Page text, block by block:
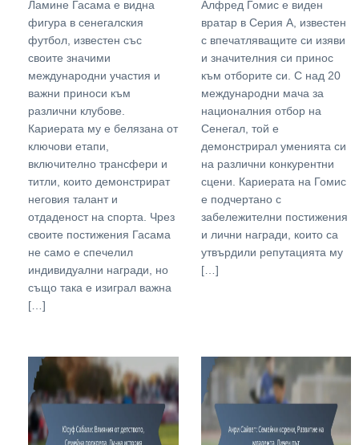
Ламине Гасама е видна
фигура в сенегалския
футбол, известен със
своите значими
международни участия и
важни приноси към
различни клубове.
Кариерата му е белязана от
ключови етапи,
включително трансфери и
титли, които демонстрират
неговия талант и
отдаденост на спорта. Чрез
своите постижения Гасама
не само е спечелил
индивидуални награди, но
също така е изиграл важна
[…]
Алфред Гомис е виден
вратар в Серия А, известен
с впечатляващите си изяви
и значителния си принос
към отборите си. С над 20
международни мача за
националния отбор на
Сенегал, той е
демонстрирал уменията си
на различни конкурентни
сцени. Кариерата на Гомис
е подчертано с
забележителни постижения
и лични награди, които са
утвърдили репутацията му
[…]